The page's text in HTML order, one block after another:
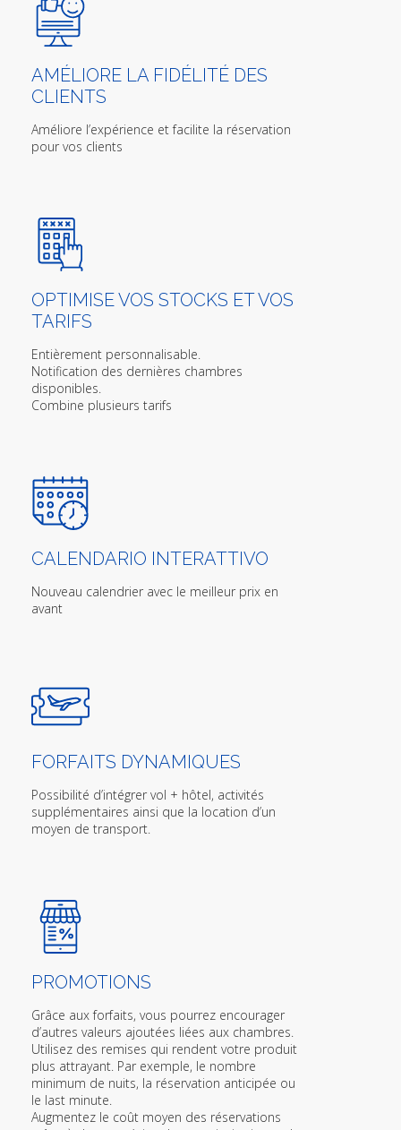
AMÉLIORE LA FIDÉLITÉ DES
CLIENTS
Améliore l’expérience et facilite la réservation
pour vos clients
OPTIMISE VOS STOCKS ET VOS
TARIFS
Entièrement personnalisable.
Notification des dernières chambres
disponibles.
Combine plusieurs tarifs
CALENDARIO INTERATTIVO
Nouveau calendrier avec le meilleur prix en
avant
FORFAITS DYNAMIQUES
Possibilité d’intégrer vol + hôtel, activités
supplémentaires ainsi que la location d’un
moyen de transport.
PROMOTIONS
Grâce aux forfaits, vous pourrez encourager
d’autres valeurs ajoutées liées aux chambres.
Utilisez des remises qui rendent votre produit
plus attrayant. Par exemple, le nombre
minimum de nuits, la réservation anticipée ou
le last minute.
Augmentez le coût moyen des réservations